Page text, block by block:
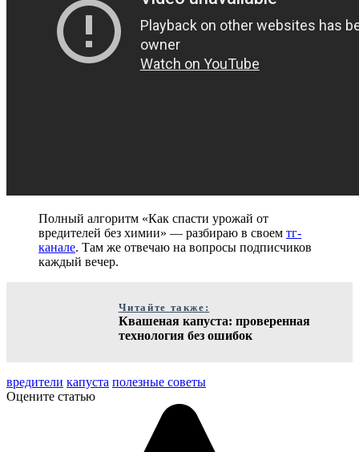
Полный алгоритм «Как спасти урожай от
вредителей без химии» — разбираю в своем тг-
канале. Там же отвечаю на вопросы подписчиков
каждый вечер.
Читайте также:
Квашеная капуста: проверенная
технология без ошибок
вредители капуста полезные советы
Оцените статью